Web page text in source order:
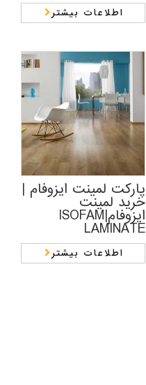
اطلاعات بیشتر
پارکت لمینت ایزوفام |
خرید لمینت
ایزوفام|ISOFAM
LAMINATE
اطلاعات بیشتر